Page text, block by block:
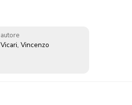
autore
Vicari, Vincenzo